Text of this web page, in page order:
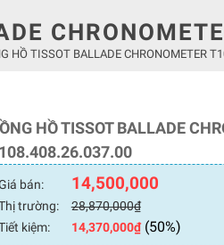
HỒ TISSOT BALLADE CHRONOMETER
HỒ TISSOT BALLADE
bán: 14,500,000
trường: 28,870,000₫
kiệm:
14,370,000₫(50%)